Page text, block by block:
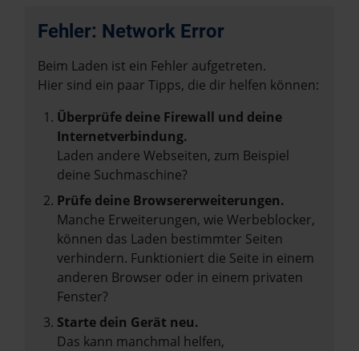
Fehler: Network Error
Beim Laden ist ein Fehler aufgetreten.
Hier sind ein paar Tipps, die dir helfen können:
Überprüfe deine Firewall und deine
Internetverbindung.
Laden andere Webseiten, zum Beispiel
deine Suchmaschine?
Prüfe deine Browsererweiterungen.
Manche Erweiterungen, wie Werbeblocker,
können das Laden bestimmter Seiten
verhindern. Funktioniert die Seite in einem
anderen Browser oder in einem privaten
Fenster?
Starte dein Gerät neu.
Das kann manchmal helfen,